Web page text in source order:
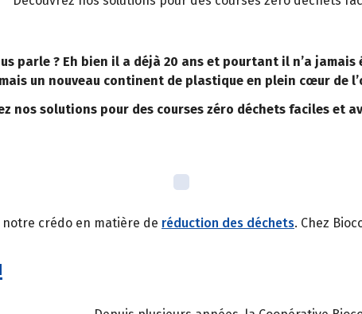
parle ? Eh bien il a déjà 20 ans et pourtant il n’a
un nouveau continent de plastique en plein cœur de
nos solutions pour des courses zéro déchets faciles et
notre crédo en matière de réduction des déchets. Chez